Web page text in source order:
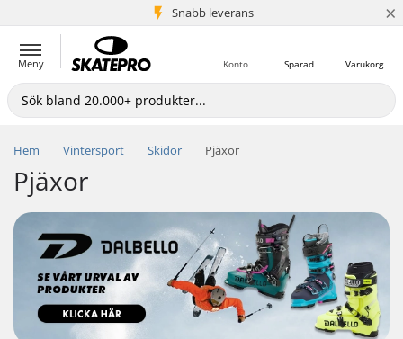
Snabb leverans
5+ milj. kunder ×
Meny Varukorg
Sparad
Konto
Hem Vintersport Skidor Pjäxor
Pjäxor